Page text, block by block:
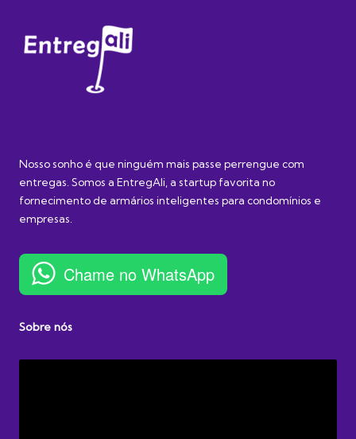
Nosso sonho é que ninguém mais passe perrengue com
entregas. Somos a EntregAli, a startup favorita no
fornecimento de armários inteligentes para condomínios e
empresas.
Chame no WhatsApp
Sobre nós